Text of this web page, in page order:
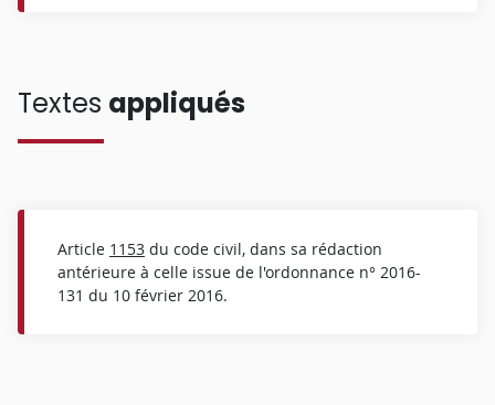
Textes appliqués
Article 1153 du code civil, dans sa rédaction
antérieure à celle issue de l'ordonnance n° 2016-
131 du 10 février 2016.